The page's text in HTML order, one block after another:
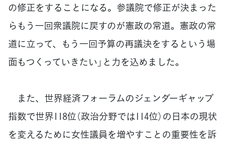
の修正をすることになる。参議院で修正が決まった
らもう一回衆議院に戻すのが憲政の常道。憲政の常
道に立って、もう一回予算の再議決をするという場
面もつくっていきたい」と力を込めました。
また、世界経済フォーラムのジェンダーギャップ
指数で世界118位（政治分野では114位）の日本の現状
を変えるために女性議員を増やすことの重要性を訴